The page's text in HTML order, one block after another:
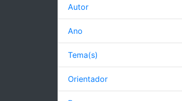
Autor
Ano
Tema(s)
Orientador